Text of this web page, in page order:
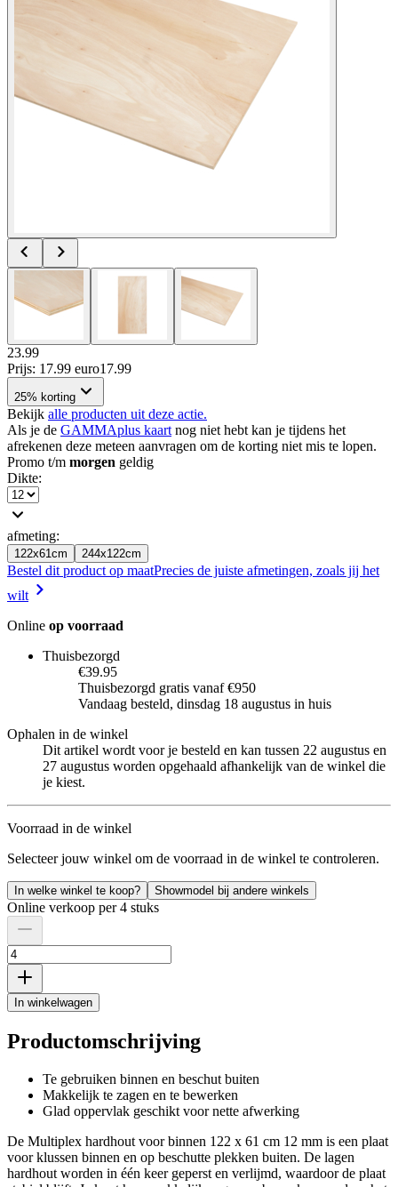
23.99
Prijs: 17.99 euro17.99
25% korting
Bekijk alle producten uit deze actie.
Als je de GAMMAplus kaart nog niet hebt kan je tijdens het
afrekenen deze meteen aanvragen om de korting niet mis te lopen.
Promo t/m morgen geldig
Dikte:
afmeting:
122x61cm 244x122cm
Bestel dit product op maatPrecies de juiste afmetingen, zoals jij het
wilt
Online op voorraad
Thuisbezorgd
€39.95
Thuisbezorgd gratis vanaf €950
Vandaag besteld, dinsdag 18 augustus in huis
Ophalen in de winkel
Dit artikel wordt voor je besteld en kan tussen 22 augustus en
27 augustus worden opgehaald afhankelijk van de winkel die
je kiest.
Voorraad in de winkel
Selecteer jouw winkel om de voorraad in de winkel te controleren.
In welke winkel te koop? Showmodel bij andere winkels
Online verkoop per 4 stuks
In winkelwagen
Productomschrijving
Te gebruiken binnen en beschut buiten
Makkelijk te zagen en te bewerken
Glad oppervlak geschikt voor nette afwerking
De Multiplex hardhout voor binnen 122 x 61 cm 12 mm is een plaat
voor klussen binnen en op beschutte plekken buiten. De lagen
hardhout worden in één keer geperst en verlijmd, waardoor de plaat